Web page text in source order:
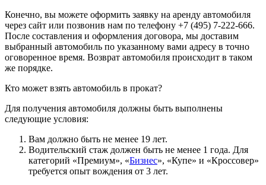
Конечно, вы можете оформить заявку на аренду автомобиля
через сайт или позвонив нам по телефону +7 (495) 7-222-666.
После составления и оформления договора, мы доставим
выбранный автомобиль по указанному вами адресу в точно
оговоренное время. Возврат автомобиля происходит в таком
же порядке.
Кто может взять автомобиль в прокат?
Для получения автомобиля должны быть выполнены
следующие условия:
Вам должно быть не менее 19 лет.
Водительский стаж должен быть не менее 1 года. Для
категорий «Премиум», «Бизнес», «Купе» и «Кроссовер»
требуется опыт вождения от 3 лет.